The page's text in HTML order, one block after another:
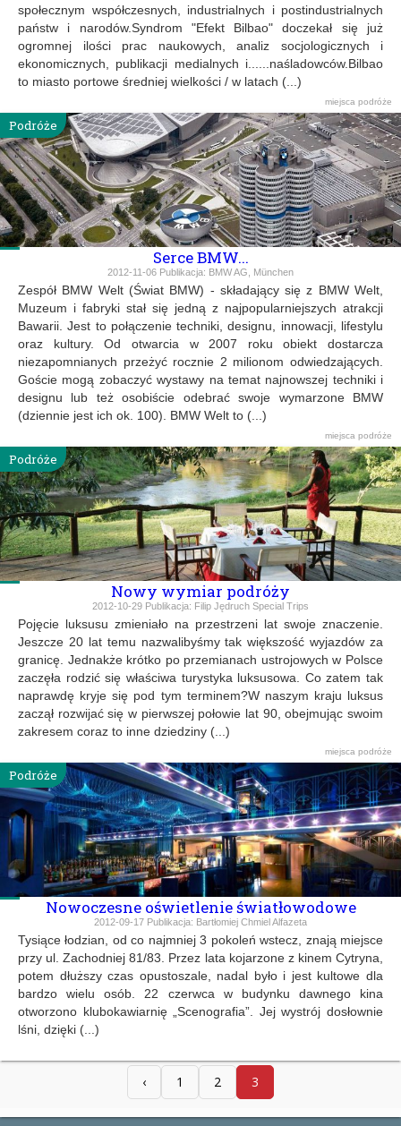
społecznym współczesnych, industrialnych i postindustrialnych
państw i narodów.Syndrom "Efekt Bilbao" doczekał się już
ogromnej ilości prac naukowych, analiz socjologicznych i
ekonomicznych, publikacji medialnych i......naśladowców.Bilbao
to miasto portowe średniej wielkości / w latach (...)
miejsca podróże
Podróże
Serce BMW...
2012-11-06 Publikacja: BMW AG, München
Zespół BMW Welt (Świat BMW) - składający się z BMW Welt,
Muzeum i fabryki stał się jedną z najpopularniejszych atrakcji
Bawarii. Jest to połączenie techniki, designu, innowacji, lifestylu
oraz kultury. Od otwarcia w 2007 roku obiekt dostarcza
niezapomnianych przeżyć rocznie 2 milionom odwiedzających.
Goście mogą zobaczyć wystawy na temat najnowszej techniki i
designu lub też osobiście odebrać swoje wymarzone BMW
(dziennie jest ich ok. 100). BMW Welt to (...)
miejsca podróże
Podróże
Nowy wymiar podróży
2012-10-29 Publikacja: Filip Jędruch Special Trips
Pojęcie luksusu zmieniało na przestrzeni lat swoje znaczenie.
Jeszcze 20 lat temu nazwalibyśmy tak większość wyjazdów za
granicę. Jednakże krótko po przemianach ustrojowych w Polsce
zaczęła rodzić się właściwa turystyka luksusowa. Co zatem tak
naprawdę kryje się pod tym terminem?W naszym kraju luksus
zaczął rozwijać się w pierwszej połowie lat 90, obejmując swoim
zakresem coraz to inne dziedziny (...)
miejsca podróże
Podróże
Nowoczesne oświetlenie światłowodowe
2012-09-17 Publikacja: Bartłomiej Chmiel Alfazeta
Tysiące łodzian, od co najmniej 3 pokoleń wstecz, znają miejsce
przy ul. Zachodniej 81/83. Przez lata kojarzone z kinem Cytryna,
potem dłuższy czas opustoszale, nadal było i jest kultowe dla
bardzo wielu osób. 22 czerwca w budynku dawnego kina
otworzono klubokawiarnię „Scenografia”. Jej wystrój dosłownie
lśni, dzięki (...)
‹ 1 2 3